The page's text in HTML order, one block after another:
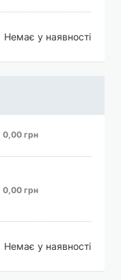
Немає у наявності
0,00 грн
0,00 грн
Немає у наявності